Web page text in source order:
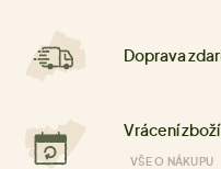
Doprava
Vrácení
VŠE O NÁKUPU